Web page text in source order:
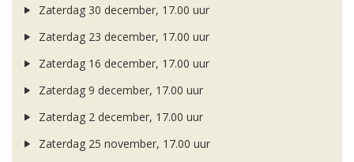
Zaterdag 30 december, 17.00 uur
Zaterdag 23 december, 17.00 uur
Zaterdag 16 december, 17.00 uur
Zaterdag 9 december, 17.00 uur
Zaterdag 2 december, 17.00 uur
Zaterdag 25 november, 17.00 uur